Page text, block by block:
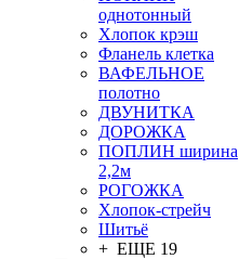
однотонный
Хлопок крэш
Фланель клетка
ВАФЕЛЬНОЕ
полотно
ДВУНИТКА
ДОРОЖКА
ПОПЛИН ширина
2,2м
РОГОЖКА
Хлопок-стрейч
Шитьё
+ ЕЩЕ 19